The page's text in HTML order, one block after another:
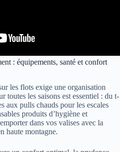
: équipements, santé et confort
les flots exige une organisation
toutes les saisons est essentiel : du t-
aux pulls chauds pour les escales
produits d’hygiène et
dans vos valises avec la
haute montagne.